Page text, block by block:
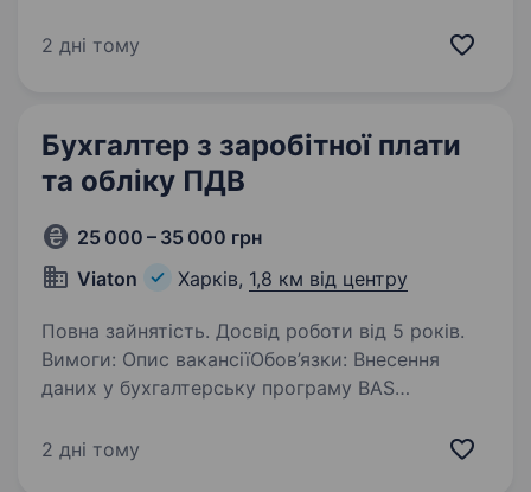
на загальній системі оподаткування.
2 дні тому
Бухгалтер з заробітної плати
та обліку ПДВ
25 000 – 35 000 грн
Viaton
Харків, 1,8 км від центру
Повна зайнятість. Досвід роботи від 5 років.
Вимоги: Опис вакансіїОбов’язки: Внесення
даних у бухгалтерську програму BAS
первинних документів та їх відображення
2 дні тому